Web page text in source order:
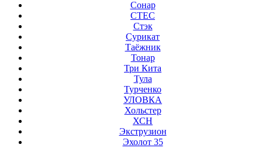
Сонар
СТЕС
Стэк
Сурикат
Таёжник
Тонар
Три Кита
Тула
Турченко
УЛОВКА
Хольстер
ХСН
Экструзион
Эхолот 35